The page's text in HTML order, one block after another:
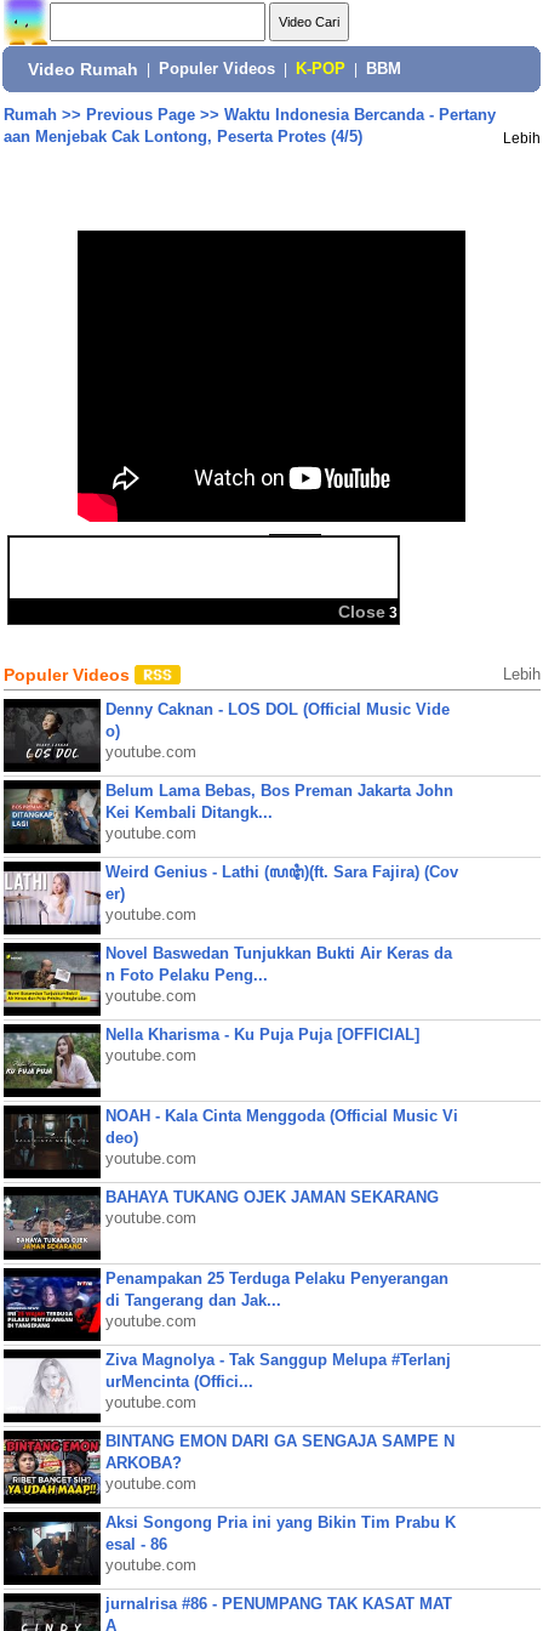
Video Rumah Populer Videos K-POP BBM
Rumah>> Previous Page>> Waktu Indonesia Bercanda - Pertany
aan Menjebak Cak Lontong, Peserta Protes (4/5)
Lebih
Close 3
BBM
Populer Videos Lebih
Denny Caknan - LOS DOL (Official Music Vide
o)
youtube.com
Belum Lama Bebas, Bos Preman Jakarta John
Kei Kembali Ditangk...
youtube.com
Weird Genius - Lathi (ꦭꦛꦶ)(ft. Sara Fajira) (Cov
er)
youtube.com
Novel Baswedan Tunjukkan Bukti Air Keras da
n Foto Pelaku Peng...
youtube.com
Nella Kharisma - Ku Puja Puja [OFFICIAL]
youtube.com
NOAH - Kala Cinta Menggoda (Official Music Vi
deo)
youtube.com
BAHAYA TUKANG OJEK JAMAN SEKARANG
youtube.com
Penampakan 25 Terduga Pelaku Penyerangan
di Tangerang dan Jak...
youtube.com
Ziva Magnolya - Tak Sanggup Melupa #Terlanj
urMencinta (Offici...
youtube.com
BINTANG EMON DARI GA SENGAJA SAMPE N
ARKOBA?
youtube.com
Aksi Songong Pria ini yang Bikin Tim Prabu K
esal - 86
youtube.com
jurnalrisa #86 - PENUMPANG TAK KASAT MAT
A